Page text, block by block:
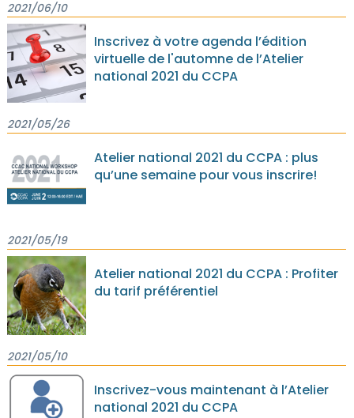
2021/06/10
Inscrivez à votre agenda l’édition
virtuelle de l'automne de l’Atelier
national 2021 du CCPA
2021/05/26
Atelier national 2021 du CCPA : plus
qu’une semaine pour vous inscrire!
2021/05/19
Atelier national 2021 du CCPA : Profiter
du tarif préférentiel
2021/05/10
Inscrivez-vous maintenant à l’Atelier
national 2021 du CCPA